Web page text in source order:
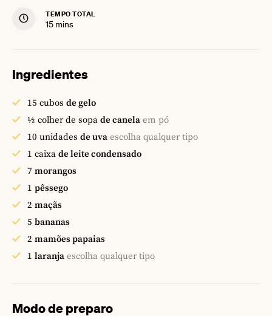
TEMPO TOTAL
15minutes
mins
Ingredientes
15 cubos de gelo
½ colher de sopa de canela em pó
10 unidades de uva escolha qualquer tipo
1 caixa de leite condensado
7 morangos
1 pêssego
2 maçãs
5 bananas
2 mamões papaias
1 laranja escolha qualquer tipo
Modo de preparo